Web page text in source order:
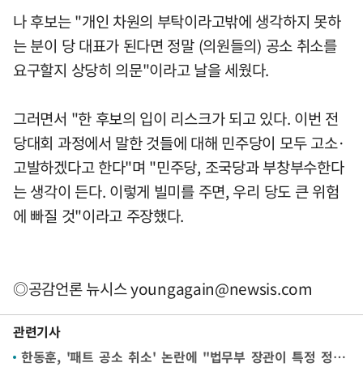
나 후보는 "개인 차원의 부탁이라고밖에 생각하지 못하
는 분이 당 대표가 된다면 정말 (의원들의) 공소 취소를
요구할지 상당히 의문"이라고 날을 세웠다.
그러면서 "한 후보의 입이 리스크가 되고 있다. 이번 전
당대회 과정에서 말한 것들에 대해 민주당이 모두 고소·
고발하겠다고 한다"며 "민주당, 조국당과 부창부수한다
는 생각이 든다. 이렇게 빌미를 주면, 우리 당도 큰 위험
에 빠질 것"이라고 주장했다.
◎공감언론 뉴시스youngagain@newsis.com
관련기사
한동훈, '패트 공소 취소' 논란에 "법무부 장관이 특정 정파 편들면 공정 무너져"